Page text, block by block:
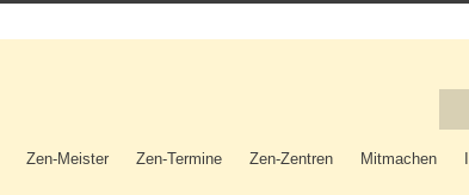
Zen-Meister Zen-Termine Zen-Zentren Mitmachen